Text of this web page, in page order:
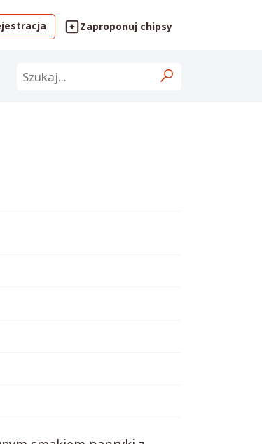
Zaproponuj chipsy